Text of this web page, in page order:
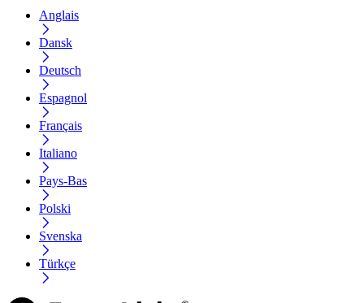
Anglais
Dansk
Deutsch
Espagnol
Français
Italiano
Pays-Bas
Polski
Svenska
Türkçe